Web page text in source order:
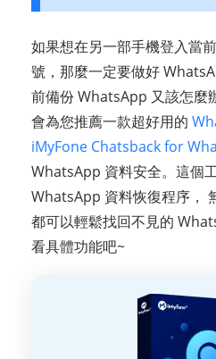
如果想在另一部手機登入當
號，那麼一定要做好
前備份 WhatsApp 又該怎麼
會為您推薦一款超好用的
iMyFone Chatsback for
WhatsApp 資料安全。這個
WhatsApp 資料恢復程序，
都可以輕鬆找回不見的
看具體功能吧~